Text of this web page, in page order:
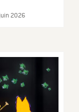
2026